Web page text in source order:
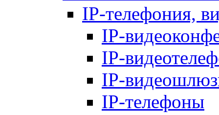
IP-телефония,
IP-
IP-
IP-
IP-телефоны